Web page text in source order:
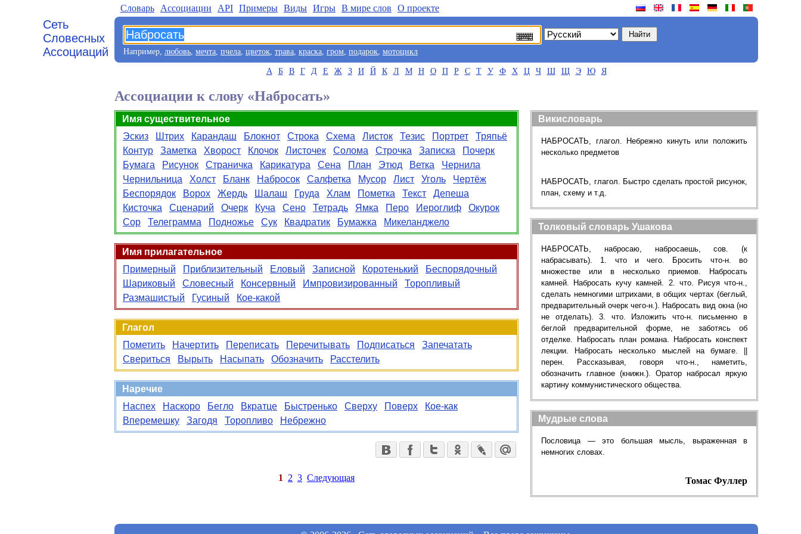
Сеть
Словесных
Ассоциаций
Словарь Aссоциации API Примеры Виды Игры В мире слов О проекте
Например, любовь, мечта, пчела, цветок, трава, краска, гром, подарок, мотоцикл
А Б В Г Д Е Ж З И Й К Л М Н О П Р С Т У Ф Х Ц Ч Ш Щ Э Ю Я
Ассоциации к слову «Набросать»
Имя существительное
Эскиз
Штрих Карандаш Блокнот Строка Схема Листок Тезис Портрет
Тряпьё
Контур
Заметка Хворост Клочок Листочек Солома Строчка Записка
Почерк
Бумага
Рисунок Страничка Карикатура Сена План Этюд Ветка
Чернила
Чернильница
Холст Бланк Набросок Салфетка Мусор Лист Уголь
Чертёж
Беспорядок
Ворох Жердь Шалаш Груда Хлам Пометка Текст
Депеша
Кисточка
Сценарий Очерк Куча Сено Тетрадь Ямка Перо Иероглиф
Окурок
Сор
Телеграмма Подножье Сук Квадратик Бумажка Микеланджело
Имя прилагательное
Примерный
Приблизительный Еловый Записной Коротенький
Беспорядочный
Шариковый
Словесный Консервный Импровизированный
Торопливый
Размашистый
Гусиный Кое-какой
Глагол
Пометить
Начертить Переписать Перечитывать Подписаться
Запечатать
Свериться
Вырыть Насыпать Обозначить Расстелить
Наречие
Наспех
Наскоро Бегло Вкратце Быстренько Сверху Поверх
Кое-как
Вперемешку
Загодя Торопливо Небрежно
1 2 3 Следующая
Викисловарь
НАБРОСАТЬ, глагол. Небрежно кинуть или положить
несколько предметов
НАБРОСАТЬ, глагол. Быстро сделать простой рисунок,
план, схему и т.д.
Толковый словарь Ушакова
НАБРОСАТЬ, набросаю, набросаешь, сов. (к
набрасывать). 1. что и чего. Бросить что-н. во
множестве или в несколько приемов. Набросать
камней. Набросать кучу камней. 2. что. Рисуя что-н.,
сделать немногими штрихами, в общих чертах (беглый,
предварительный очерк чего-н.). Набросать вид окна (но
не отделать). 3. что. Изложить что-н. письменно в
беглой предварительной форме, не заботясь об
отделке. Набросать план романа. Набросать конспект
лекции. Набросать несколько мыслей на бумаге. ||
перен. Рассказывая, говоря что-н., наметить,
обозначить главное (книжн.). Оратор набросал яркую
картину коммунистического общества.
Мудрые слова
Пословица — это большая мысль, выраженная в
немногих словах.
Томас Фуллер